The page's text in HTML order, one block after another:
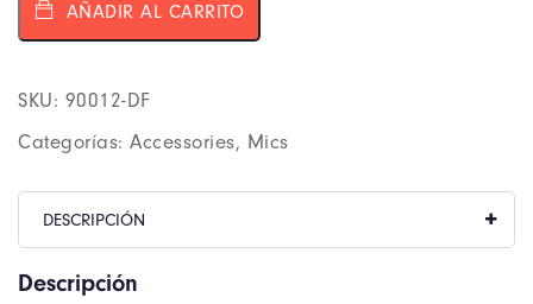
AÑADIR AL CARRITO
SKU: 90012-DF
Categorías: Accessories, Mics
DESCRIPCIÓN
Descripción